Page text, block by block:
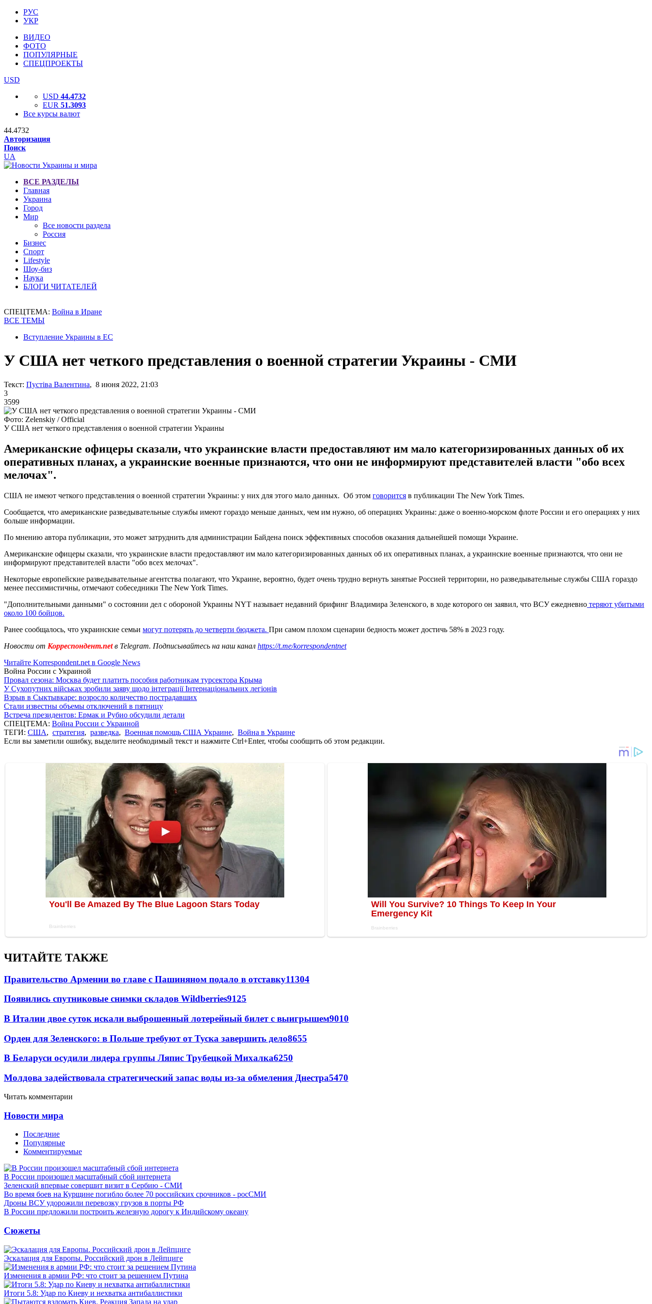
РУС
УКР
ВИДЕО
ФОТО
ПОПУЛЯРНЫЕ
СПЕЦПРОЕКТЫ
USD
USD 44.4732
EUR 51.3093
Все курсы валют
44.4732
Авторизация
Поиск
UA
ВСЕ РАЗДЕЛЫ
Главная
Украина
Город
Мир
Все новости раздела
Россия
Бизнес
Спорт
Lifestyle
Шоу-биз
Наука
БЛОГИ ЧИТАТЕЛЕЙ
СПЕЦТЕМА: Война в Иране
ВСЕ ТЕМЫ
Вступление Украины в ЕС
У США нет четкого представления о военной стратегии Украины - СМИ
Текст: Пустіва Валентина, 8 июня 2022, 21:03
3
3599
Фото: Zelenskiy / Official
У США нет четкого представления о военной стратегии Украины
Американские офицеры сказали, что украинские власти предоставляют им мало категоризированных данных об их
оперативных планах, а украинские военные признаются, что они не информируют представителей власти "обо всех
мелочах".
США не имеют четкого представления о военной стратегии Украины: у них для этого мало данных. Об этом говорится в публикации The New York Times.
Сообщается, что американские разведывательные службы имеют гораздо меньше данных, чем им нужно, об операциях Украины: даже о военно-морском флоте России и его операциях у них
больше информации.
По мнению автора публикации, это может затруднить для администрации Байдена поиск эффективных способов оказания дальнейшей помощи Украине.
Американские офицеры сказали, что украинские власти предоставляют им мало категоризированных данных об их оперативных планах, а украинские военные признаются, что они не
информируют представителей власти "обо всех мелочах".
Некоторые европейские разведывательные агентства полагают, что Украине, вероятно, будет очень трудно вернуть занятые Россией территории, но разведывательные службы США гораздо
менее пессимистичны, отмечают собеседники The New York Times.
"Дополнительными данными" о состоянии дел с обороной Украины NYT называет недавний брифинг Владимира Зеленского, в ходе которого он заявил, что ВСУ ежедневно теряют убитыми
около 100 бойцов.
Ранее сообщалось, что украинские семьи могут потерять до четверти бюджета. При самом плохом сценарии бедность может достичь 58% в 2023 году.
Новости от Корреспондент.netв Telegram. Подписывайтесь на наш канал https://t.me/korrespondentnet
Читайте Korrespondent.net в Google News
Война России с Украиной
Провал сезона: Москва будет платить пособия работникам турсектора Крыма
У Сухопутних військах зробили заяву щодо інтеграції Інтернаціональних легіонів
Взрыв в Сыктывкаре: возросло количество пострадавших
Стали известны объемы отключений в пятницу
Встреча президентов: Ермак и Рубио обсудили детали
СПЕЦТЕМА: Война России с Украиной
ТЕГИ: США, стратегия, разведка, Военная помощь США Украине, Война в Украине
Если вы заметили ошибку, выделите необходимый текст и нажмите Ctrl+Enter, чтобы сообщить об этом редакции.
ЧИТАЙТЕ ТАКЖЕ
Правительство Армении во главе с Пашиняном подало в отставку11304
Появились спутниковые снимки складов Wildberries9125
В Италии двое суток искали выброшенный лотерейный билет с выигрышем9010
Орден для Зеленского: в Польше требуют от Туска завершить дело8655
В Беларуси осудили лидера группы Ляпис Трубецкой Михалка6250
Молдова задействовала стратегический запас воды из-за обмеления Днестра5470
Читать комментарии
Новости мира
Последние
Популярные
Комментируемые
В России произошел масштабный сбой интернета
Зеленский впервые совершит визит в Сербию - СМИ
Во время боев на Курщине погибло более 70 российских срочников - росСМИ
Дроны ВСУ удорожили перевозку грузов в порты РФ
В России предложили построить железную дорогу к Индийскому океану
Сюжеты
Эскалация для Европы. Российский дрон в Лейпциге
Изменения в армии РФ: что стоит за решением Путина
Итоги 5.8: Удар по Киеву и нехватка антибаллистики